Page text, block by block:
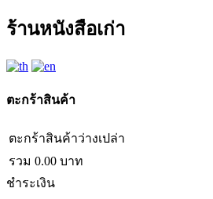
ร้านหนังสือเก่า
ตะกร้าสินค้า
ตะกร้าสินค้าว่างเปล่า
รวม 0.00 บาท
ชำระเงิน